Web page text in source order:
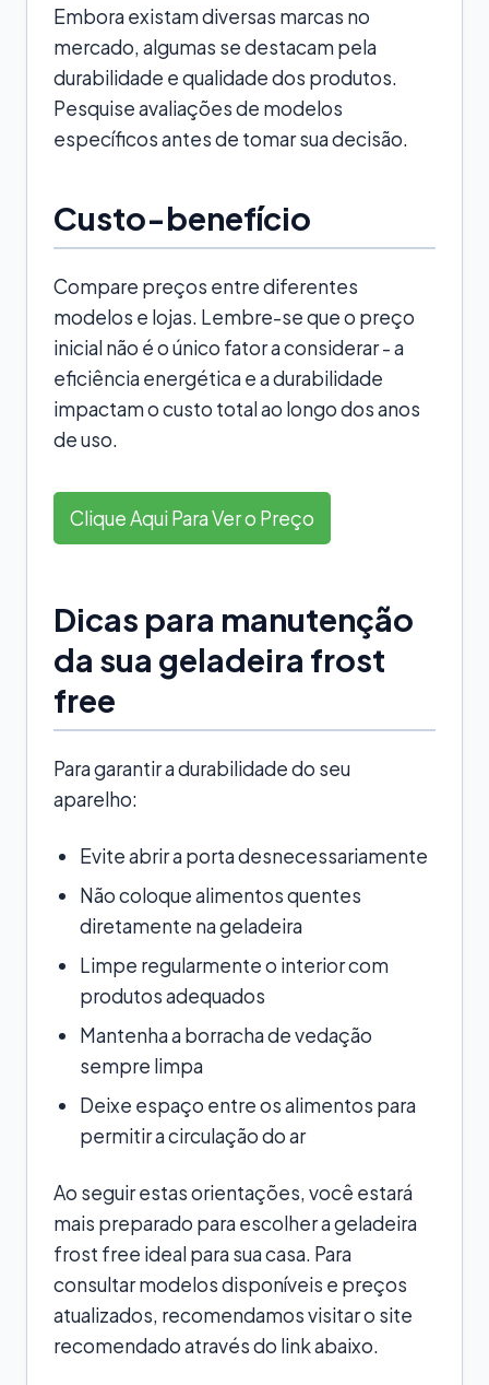
Embora existam diversas marcas no
mercado, algumas se destacam pela
durabilidade e qualidade dos produtos.
Pesquise avaliações de modelos
específicos antes de tomar sua decisão.
Custo-benefício
Compare preços entre diferentes
modelos e lojas. Lembre-se que o preço
inicial não é o único fator a considerar - a
eficiência energética e a durabilidade
impactam o custo total ao longo dos anos
de uso.
Clique Aqui Para Ver o Preço
Dicas para manutenção
da sua geladeira frost
free
Para garantir a durabilidade do seu
aparelho:
Evite abrir a porta desnecessariamente
Não coloque alimentos quentes
diretamente na geladeira
Limpe regularmente o interior com
produtos adequados
Mantenha a borracha de vedação
sempre limpa
Deixe espaço entre os alimentos para
permitir a circulação do ar
Ao seguir estas orientações, você estará
mais preparado para escolher a geladeira
frost free ideal para sua casa. Para
consultar modelos disponíveis e preços
atualizados, recomendamos visitar o site
recomendado através do link abaixo.